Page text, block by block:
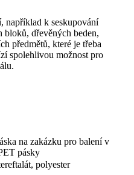
například k seskupování
dřevěných beden,
předmětů, které je třeba
spolehlivou možnost pro
na zakázku pro balení v
pásky
polyester